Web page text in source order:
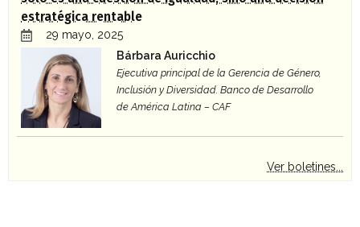
estratégica rentable
29 mayo, 2025
Bárbara Auricchio
Ejecutiva principal de la Gerencia de Género,
Inclusión y Diversidad. Banco de Desarrollo
de América Latina – CAF
Ver boletines...